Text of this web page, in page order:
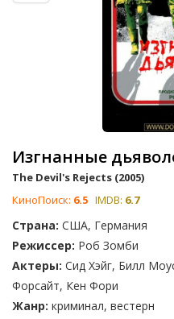
Изгнанные
The Devil's Rejects (2005)
КиноПоиск: 6.5 IMDB: 6.7
Страна: США, Германия
Режиссер: Роб Зомби
Актеры: Сид Хэйг, Билл
Форсайт, Кен Фори
Жанр: криминал, вестерн